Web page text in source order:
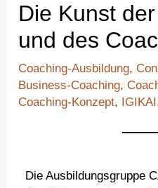
Die Kunst
und des
Coaching-Ausbildung,
Business-Coaching,
Coaching-Konzept, IGIKAI
Die Ausbildungsgruppe